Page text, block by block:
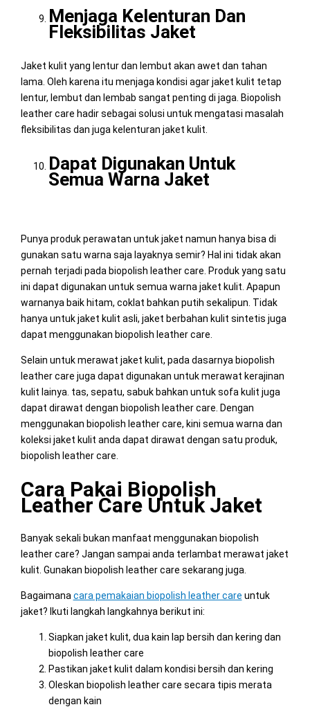
Menjaga Kelenturan Dan
Fleksibilitas Jaket
Jaket kulit yang lentur dan lembut akan awet dan tahan
lama. Oleh karena itu menjaga kondisi agar jaket kulit tetap
lentur, lembut dan lembab sangat penting di jaga. Biopolish
leather care hadir sebagai solusi untuk mengatasi masalah
fleksibilitas dan juga kelenturan jaket kulit.
Dapat Digunakan Untuk
Semua Warna Jaket
Punya produk perawatan untuk jaket namun hanya bisa di
gunakan satu warna saja layaknya semir? Hal ini tidak akan
pernah terjadi pada biopolish leather care. Produk yang satu
ini dapat digunakan untuk semua warna jaket kulit. Apapun
warnanya baik hitam, coklat bahkan putih sekalipun. Tidak
hanya untuk jaket kulit asli, jaket berbahan kulit sintetis juga
dapat menggunakan biopolish leather care.
Selain untuk merawat jaket kulit, pada dasarnya biopolish
leather care juga dapat digunakan untuk merawat kerajinan
kulit lainya. tas, sepatu, sabuk bahkan untuk sofa kulit juga
dapat dirawat dengan biopolish leather care. Dengan
menggunakan biopolish leather care, kini semua warna dan
koleksi jaket kulit anda dapat dirawat dengan satu produk,
biopolish leather care.
Cara Pakai Biopolish
Leather Care Untuk Jaket
Banyak sekali bukan manfaat menggunakan biopolish
leather care? Jangan sampai anda terlambat merawat jaket
kulit. Gunakan biopolish leather care sekarang juga.
Bagaimana cara pemakaian biopolish leather care untuk
jaket? Ikuti langkah langkahnya berikut ini:
Siapkan jaket kulit, dua kain lap bersih dan kering dan
biopolish leather care
Pastikan jaket kulit dalam kondisi bersih dan kering
Oleskan biopolish leather care secara tipis merata
dengan kain